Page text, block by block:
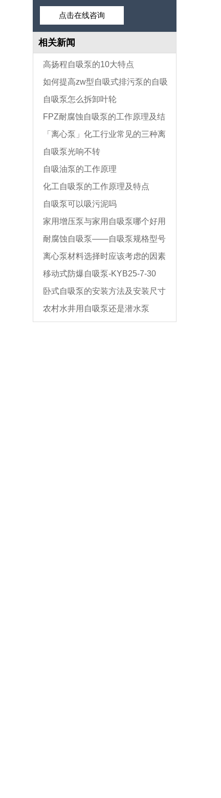
点击在线咨询
相关新闻
高扬程自吸泵的10大特点
如何提高zw型自吸式排污泵的自吸
自吸泵怎么拆卸叶轮
FPZ耐腐蚀自吸泵的工作原理及结
构图「离心泵」化工行业常见的三种离
心泵的选型方法
自吸泵光响不转
自吸油泵的工作原理
化工自吸泵的工作原理及特点
自吸泵可以吸污泥吗
家用增压泵与家用自吸泵哪个好用
耐腐蚀自吸泵——自吸泵规格型号
参数表
离心泵材料选择时应该考虑的因素
及主要材料
移动式防爆自吸泵-KYB25-7-30
卧式自吸泵的安装方法及安装尺寸
农村水井用自吸泵还是潜水泵